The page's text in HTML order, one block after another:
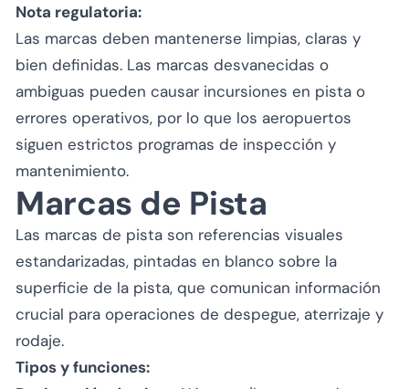
Nota regulatoria:
Las marcas deben mantenerse limpias, claras y
bien definidas. Las marcas desvanecidas o
ambiguas pueden causar incursiones en pista o
errores operativos, por lo que los aeropuertos
siguen estrictos programas de inspección y
mantenimiento.
Marcas de Pista
Las marcas de pista son referencias visuales
estandarizadas, pintadas en blanco sobre la
superficie de la pista, que comunican información
crucial para operaciones de despegue, aterrizaje y
rodaje.
Tipos y funciones: